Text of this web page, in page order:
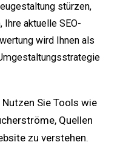
stürzen,
aktuelle SEO-
wird Ihnen als
Nutzen Sie Tools wie
Quellen
zu verstehen.